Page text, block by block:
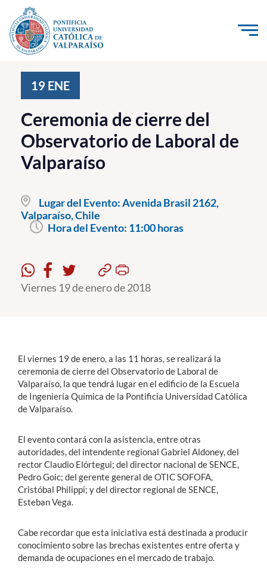
Click acá para ir directamente al contenido
Investigación, Creación e Innovación
PUCV Internacional
Vinculación con el Medio
Pregrado
Postgrado
Formación Continua
Alumni
English
19 ENE
Ceremonia de cierre del
Observatorio de Laboral de
Valparaíso
Lugar del Evento:Avenida Brasil 2162,
Valparaíso, Chile
Hora del Evento: 11:00 horas
Viernes 19 de enero de 2018
El viernes 19 de enero, a las 11 horas, se realizará la
ceremonia de cierre del Observatorio de Laboral de
Valparaíso, la que tendrá lugar en el edificio de la Escuela
de Ingeniería Química de la Pontificia Universidad Católica
de Valparaíso.
El evento contará con la asistencia, entre otras
autoridades, del intendente regional Gabriel Aldoney, del
rector Claudio Elórtegui; del director nacional de SENCE,
Pedro Goic; del gerente general de OTIC SOFOFA,
Cristóbal Philippi; y del director regional de SENCE,
Esteban Vega.
Cabe recordar que esta iniciativa está destinada a producir
conocimiento sobre las brechas existentes entre oferta y
demanda de ocupaciones en el mercado de trabajo.